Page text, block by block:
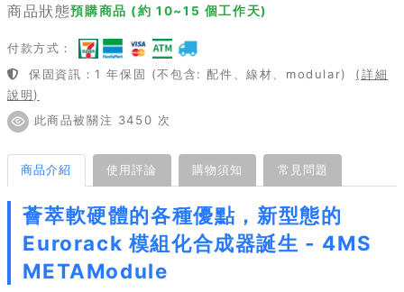
商品狀態預購商品 (約 10~15 個工作天)
付款方式：
保固資訊：1 年保固 (不包含: 配件、線材、modular)
(詳細
說明)
此商品被關注 3450 次
商品介紹 使用評論 購物須知 常見問題
薈萃軟硬體的各種優點，新型態的
Eurorack 模組化合成器誕生 - 4MS
METAModule